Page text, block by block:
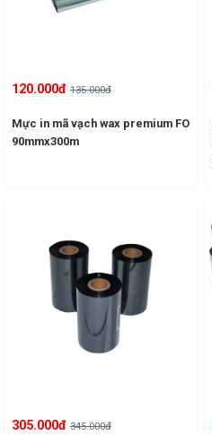
120.000đ135.000đ
Mực in mã vạch wax premium FO
90mmx300m
305.000đ345.000đ